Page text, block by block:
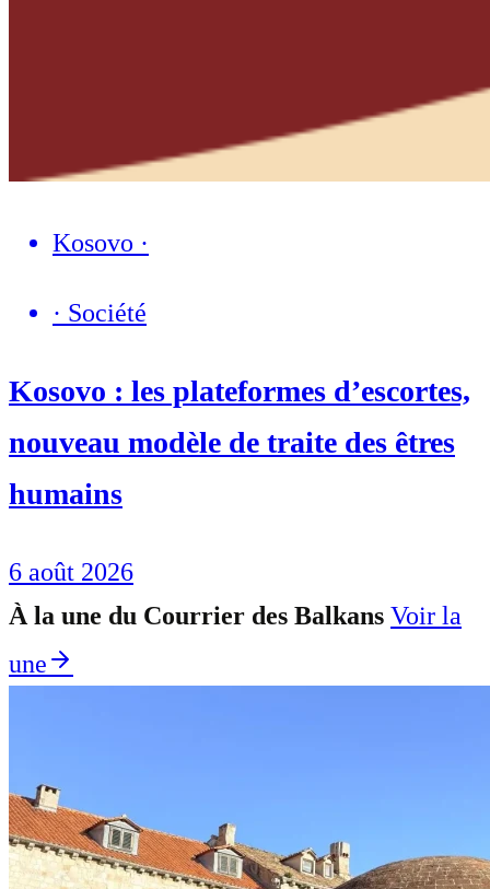
Kosovo ·
· Société
Kosovo : les plateformes d’escortes,
nouveau modèle de traite des êtres
humains
6 août 2026
À la une du Courrier des Balkans Voir la
une